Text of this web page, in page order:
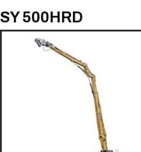
SY 500HRD